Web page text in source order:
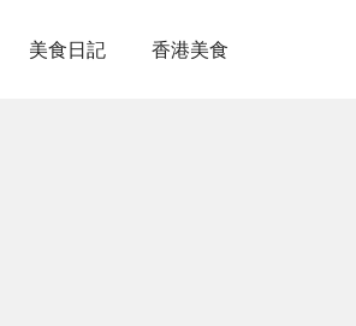
美食日記 香港美食